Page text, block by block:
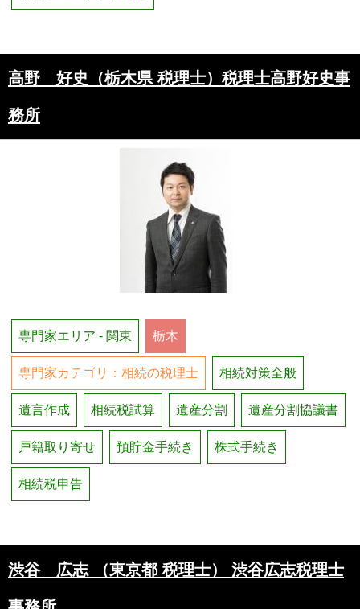
高野 好史（栃木県 税理士）税理士高野好史事
務所
専門家エリア - 関東 栃木
専門家カテゴリ：相続の税理士 相続対策全般
遺言作成 相続税試算 遺産分割 遺産分割協議書
戸籍取り寄せ 預貯金手続き 株式手続き
相続税申告
渋谷 広志 （東京都 税理士） 渋谷広志税理士